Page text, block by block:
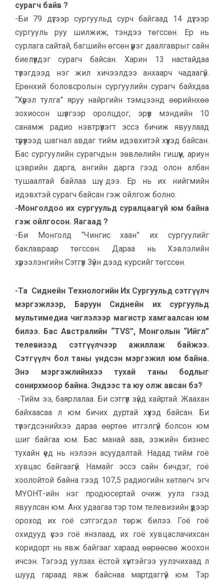
сурагч байв ?
-Би 79 дүгээр сургуульд сурч байгаад 14 дүгээр
сургууль руу шилжиж, тэндээ төгссөн. Ер нь
сурлага сайтай, багшийн өгсөн үүрэг даалгаврыг сайн
биелүүлдэг сурагч байсан. Харин 13 настайдаа
түлэгдээд нэг жил хичээлдээ анхаарч чадаагүй.
Ерөнхий боловсролын сургуулийн сурагч байхдаа
“Хүрэл тулга” яруу найргийн тэмцээнд өөрийнхөө
зохиосон шүлгээр оролцдог, эрүүл мэндийн 10
санамж радио нэвтрүүлэгт эссэ бичиж явуулаад
түрүүлээд шагнал авдаг тийм идэвхитэй хүүхэд байсан.
Бас сургуулийн сурагчдын зөвлөлийн гишүүн, ариун
цэврийн дарга, ангийн дарга гээд олон албан
тушаалтай байлаа шүү дээ. Ер нь их нийгмийн
идэвхтэй сурагч байсан гэж ойлгож болно.
-Монголдоо их сургуульд суралцаагүй юм байна
гэж ойлгосон. Яагаад ?
-Би Монголд “Чингис хаан” их сургуулийг
баклавраар төгссөн. Дараа нь Хэвлэлийн
хүрээлэнгийн Сэтгүүл Зүйн дээд курсийг төгссөн.
-Та Сиднейн Технологийн Их Сургуульд сэтгүүлч
мэргэжлээр, Баруун Сиднейн их сургуульд
мультимедиа чиглэлээр магистр хамгаалсан юм
билээ. Бас Австралийн “TVS”, Монголын “Ийгл”
телевизэд сэтгүүлчээр ажиллаж байжээ.
Сэтгүүлч бол таны үндсэн мэргэжил юм байна.
Энэ мэргэжлийнхээ тухай таны бодлыг
сонирхмоор байна. Эндээс та юу олж авсан бэ?
-Тийм ээ, баярлалаа. Би сэтгүүл зүйд хайртай. Жаахан
байхаасаа л юм бичих дуртай хүүхэд байсан. Би
түлэгдсэнийхээ дараа өөртөө итгэлгүй болсон юм
шиг байгаа юм. Бас манай аав, ээжийн бизнес
тухайн үед нь нэлээн асуудалтай. Надад тийм гоё
хувцас байгаагүй. Намайг эссэ сайн бичдэг, гоё
хоолойтой байна гээд 107,5 радиогийн хөтлөгч эгч
МҮОНТ-ийн нэг продюсертай очиж уулз гээд
явуулсан юм. Анх удаагаа тэр том телевизийн үүдээр
ороход их гоё сэтгэгдэл төрж билээ. Гоё гоё
охидууд үсээ гоё янзлаад, их гоё хувцаслачихсан
коридорт нь явж байгааг хараад өөрөөсөө жоохон
ичсэн. Тэгээд уулзах ёстой хүнтэйгээ уулзчихаад л
шууд гараад явж байснаа мартдаггүй юм. Тэр